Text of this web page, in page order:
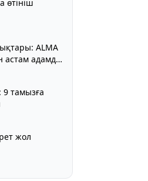
өтініш
ALMA
астам адамды
тамызға